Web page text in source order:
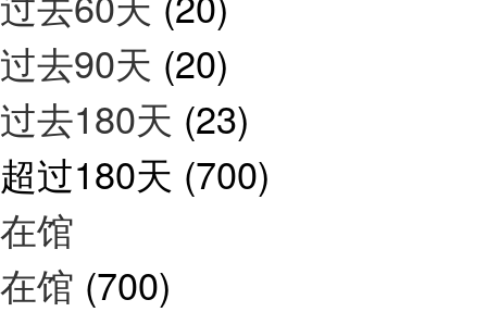
过去90天 (20)
过去180天 (23)
超过180天 (700)
在馆
在馆 (700)